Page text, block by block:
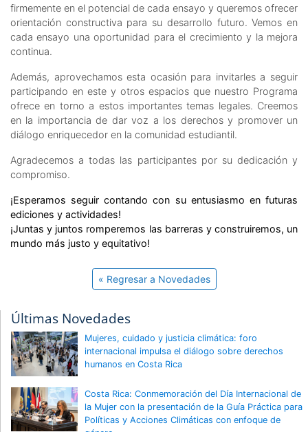
firmemente en el potencial de cada ensayo y queremos ofrecer
orientación constructiva para su desarrollo futuro. Vemos en
cada ensayo una oportunidad para el crecimiento y la mejora
continua.
Además, aprovechamos esta ocasión para invitarles a seguir
participando en este y otros espacios que nuestro Programa
ofrece en torno a estos importantes temas legales. Creemos
en la importancia de dar voz a los derechos y promover un
diálogo enriquecedor en la comunidad estudiantil.
Agradecemos a todas las participantes por su dedicación y
compromiso.
¡Esperamos seguir contando con su entusiasmo en futuras
ediciones y actividades!
¡Juntas y juntos romperemos las barreras y construiremos, un
mundo más justo y equitativo!
« Regresar a Novedades
Últimas Novedades
Mujeres, cuidado y justicia climática: foro
internacional impulsa el diálogo sobre derechos
humanos en Costa Rica
Costa Rica: Conmemoración del Día Internacional de
la Mujer con la presentación de la Guía Práctica para
Políticas y Acciones Climáticas con enfoque de